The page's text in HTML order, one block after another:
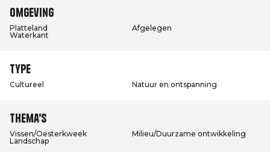
Omgeving
Platteland
Afgelegen
Waterkant
Type
Cultureel Natuur en ontspanning
Thema's
Vissen/Oesterkweek
Milieu/Duurzame ontwikkeling
Landschap